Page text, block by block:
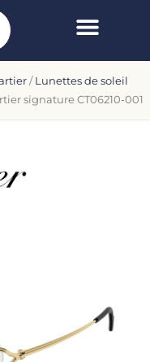
/Lunettes de soleil
signature CT06210-001